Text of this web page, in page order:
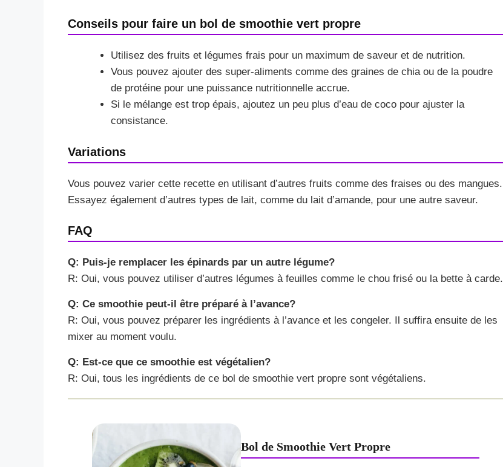
Conseils pour faire un bol de smoothie vert propre
Utilisez des fruits et légumes frais pour un maximum de saveur et de nutrition.
Vous pouvez ajouter des super-aliments comme des graines de chia ou de la poudre
de protéine pour une puissance nutritionnelle accrue.
Si le mélange est trop épais, ajoutez un peu plus d’eau de coco pour ajuster la
consistance.
Variations
Vous pouvez varier cette recette en utilisant d’autres fruits comme des fraises ou des mangues.
Essayez également d’autres types de lait, comme du lait d’amande, pour une autre saveur.
FAQ
Q: Puis-je remplacer les épinards par un autre légume?
R: Oui, vous pouvez utiliser d’autres légumes à feuilles comme le chou frisé ou la bette à carde.
Q: Ce smoothie peut-il être préparé à l’avance?
R: Oui, vous pouvez préparer les ingrédients à l’avance et les congeler. Il suffira ensuite de les
mixer au moment voulu.
Q: Est-ce que ce smoothie est végétalien?
R: Oui, tous les ingrédients de ce bol de smoothie vert propre sont végétaliens.
Bol de Smoothie Vert Propre